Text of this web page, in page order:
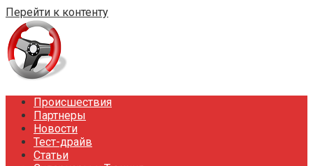
Перейти к контенту
Происшествия
Партнеры
Новости
Тест-драйв
Статьи